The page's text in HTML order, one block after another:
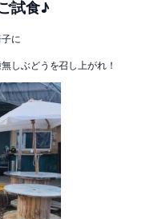
試食♪
に
しぶどうを召し上がれ！